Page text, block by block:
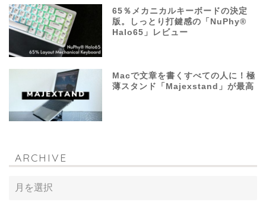
65％メカニカルキーボードの決定
版。しっとり打鍵感の「NuPhy®
Halo65」レビュー
Macで文章を書くすべての人に！極
薄スタンド「Majexstand」が最高
ARCHIVE